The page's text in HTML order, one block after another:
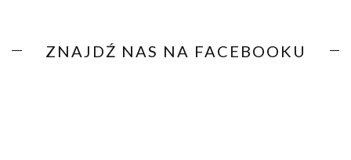
ZNAJDŹ NAS NA FACEBOOKU